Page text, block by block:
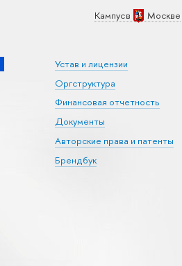
Кампус в Москве
Устав и лицензии
Оргструктура
Финансовая отчетность
Документы
Авторские права и патенты
Брендбук